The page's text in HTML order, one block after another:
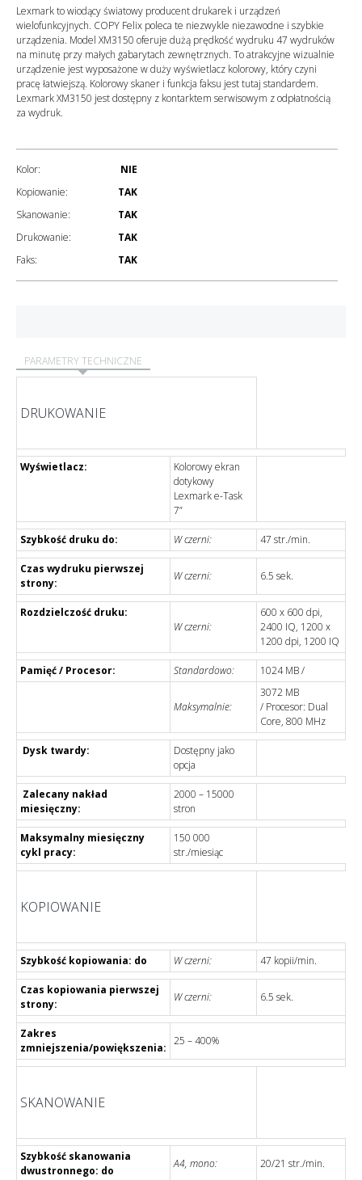
Lexmark to wiodący światowy producent drukarek i urządzeń
wielofunkcyjnych. COPY Felix poleca te niezwykle niezawodne i szybkie
urządzenia. Model XM3150 oferuje dużą prędkość wydruku 47 wydruków
na minutę przy małych gabarytach zewnętrznych. To atrakcyjne wizualnie
urządzenie jest wyposażone w duży wyświetlacz kolorowy, który czyni
pracę łatwiejszą. Kolorowy skaner i funkcja faksu jest tutaj standardem.
Lexmark XM3150 jest dostępny z kontarktem serwisowym z odpłatnością
za wydruk.
Kolor:
NIE
Kopiowanie:
TAK
Skanowanie:
TAK
Drukowanie:
TAK
Faks:
TAK
PARAMETRY TECHNICZNE
DRUKOWANIE
Wyświetlacz:
Kolorowy ekran
dotykowy
Lexmark e-Task
7”
Szybkość druku do: W czerni: 47 str./min.
Czas wydruku pierwszej
strony:
W czerni: 6.5 sek.
Rozdzielczość druku:
W czerni:
600 x 600 dpi,
2400 IQ, 1200 x
1200 dpi, 1200 IQ
Pamięć / Procesor: Standardowo: 1024 MB /
Maksymalnie:
3072 MB
/ Procesor: Dual
Core, 800 MHz
Dysk twardy:
Dostępny jako
opcja
Zalecany nakład
miesięczny:
2000 – 15000
stron
Maksymalny miesięczny
cykl pracy:
150 000
str./miesiąc
KOPIOWANIE
Szybkość kopiowania: do W czerni: 47 kopii/min.
Czas kopiowania pierwszej
strony:
W czerni: 6.5 sek.
Zakres
zmniejszenia/powiększenia:
25 – 400%
SKANOWANIE
Szybkość skanowania
dwustronnego: do
A4, mono: 20/21 str./min.